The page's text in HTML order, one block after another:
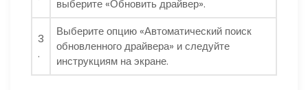
выберите «Обновить драйвер».
3
.
Выберите опцию «Автоматический поиск
обновленного драйвера» и следуйте
инструкциям на экране.